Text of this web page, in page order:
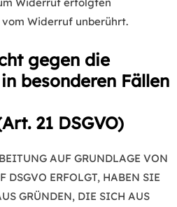
Widerruf unberührt.
gegen die
besonderen Fällen
21 DSGVO)
AUF GRUNDLAGE VON
DSGVO ERFOLGT, HABEN SIE
GRÜNDEN, DIE SICH AUS